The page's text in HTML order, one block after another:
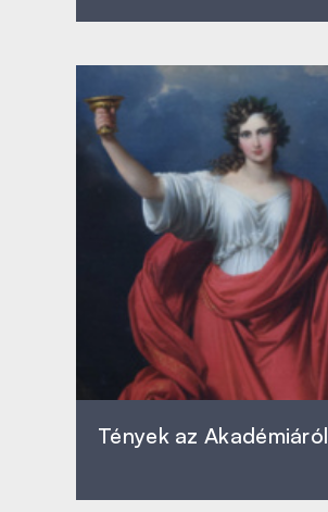
Tények az Akadémiáról